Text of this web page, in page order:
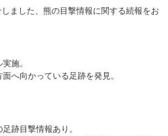
ました、熊の目撃情報に関する続報をお
施。
へ向かっている足跡を発見。
跡目撃情報あり。